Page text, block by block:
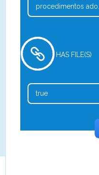
procedimentos ado...
HAS FILE(S)
true